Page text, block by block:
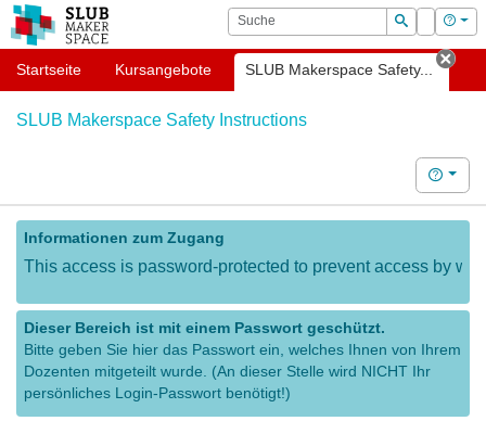
OPAL Suche
Suchen
Login Hilfe
Startseite Kursangebote SLUB Makerspace Safety...
Tab
SLUB Makerspace Safety Instructions
Hilfe
Informationen zum Zugang
This access is password-protected to prevent access by
Dieser Bereich ist mit einem Passwort geschützt.
Bitte geben Sie hier das Passwort ein, welches Ihnen von Ihrem
Dozenten mitgeteilt wurde. (An dieser Stelle wird NICHT Ihr
persönliches Login-Passwort benötigt!)